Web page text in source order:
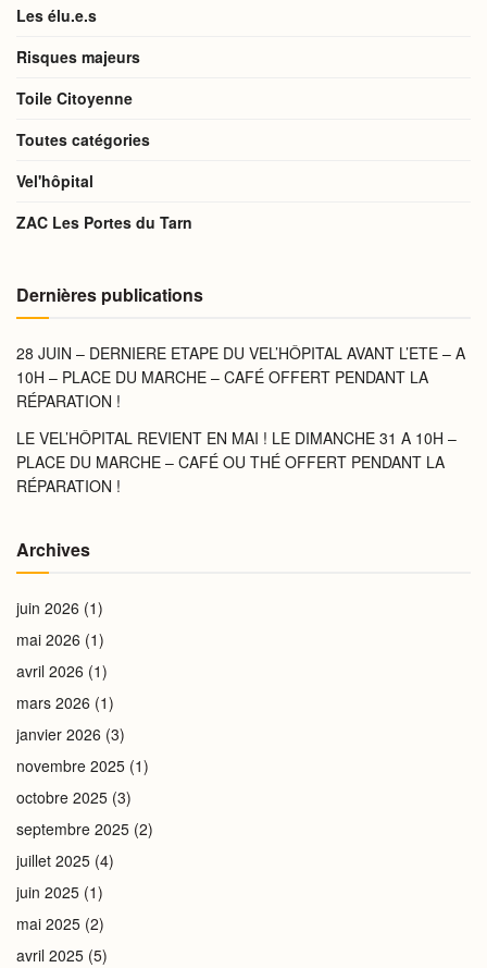
Les élu.e.s
Risques majeurs
Toile Citoyenne
Toutes catégories
Vel'hôpital
ZAC Les Portes du Tarn
Dernières publications
28 JUIN – DERNIERE ETAPE DU VEL’HÔPITAL AVANT L’ETE – A
10H – PLACE DU MARCHE – CAFÉ OFFERT PENDANT LA
RÉPARATION !
LE VEL’HÔPITAL REVIENT EN MAI ! LE DIMANCHE 31 A 10H –
PLACE DU MARCHE – CAFÉ OU THÉ OFFERT PENDANT LA
RÉPARATION !
Archives
juin 2026 (1)
mai 2026 (1)
avril 2026 (1)
mars 2026 (1)
janvier 2026 (3)
novembre 2025 (1)
octobre 2025 (3)
septembre 2025 (2)
juillet 2025 (4)
juin 2025 (1)
mai 2025 (2)
avril 2025 (5)